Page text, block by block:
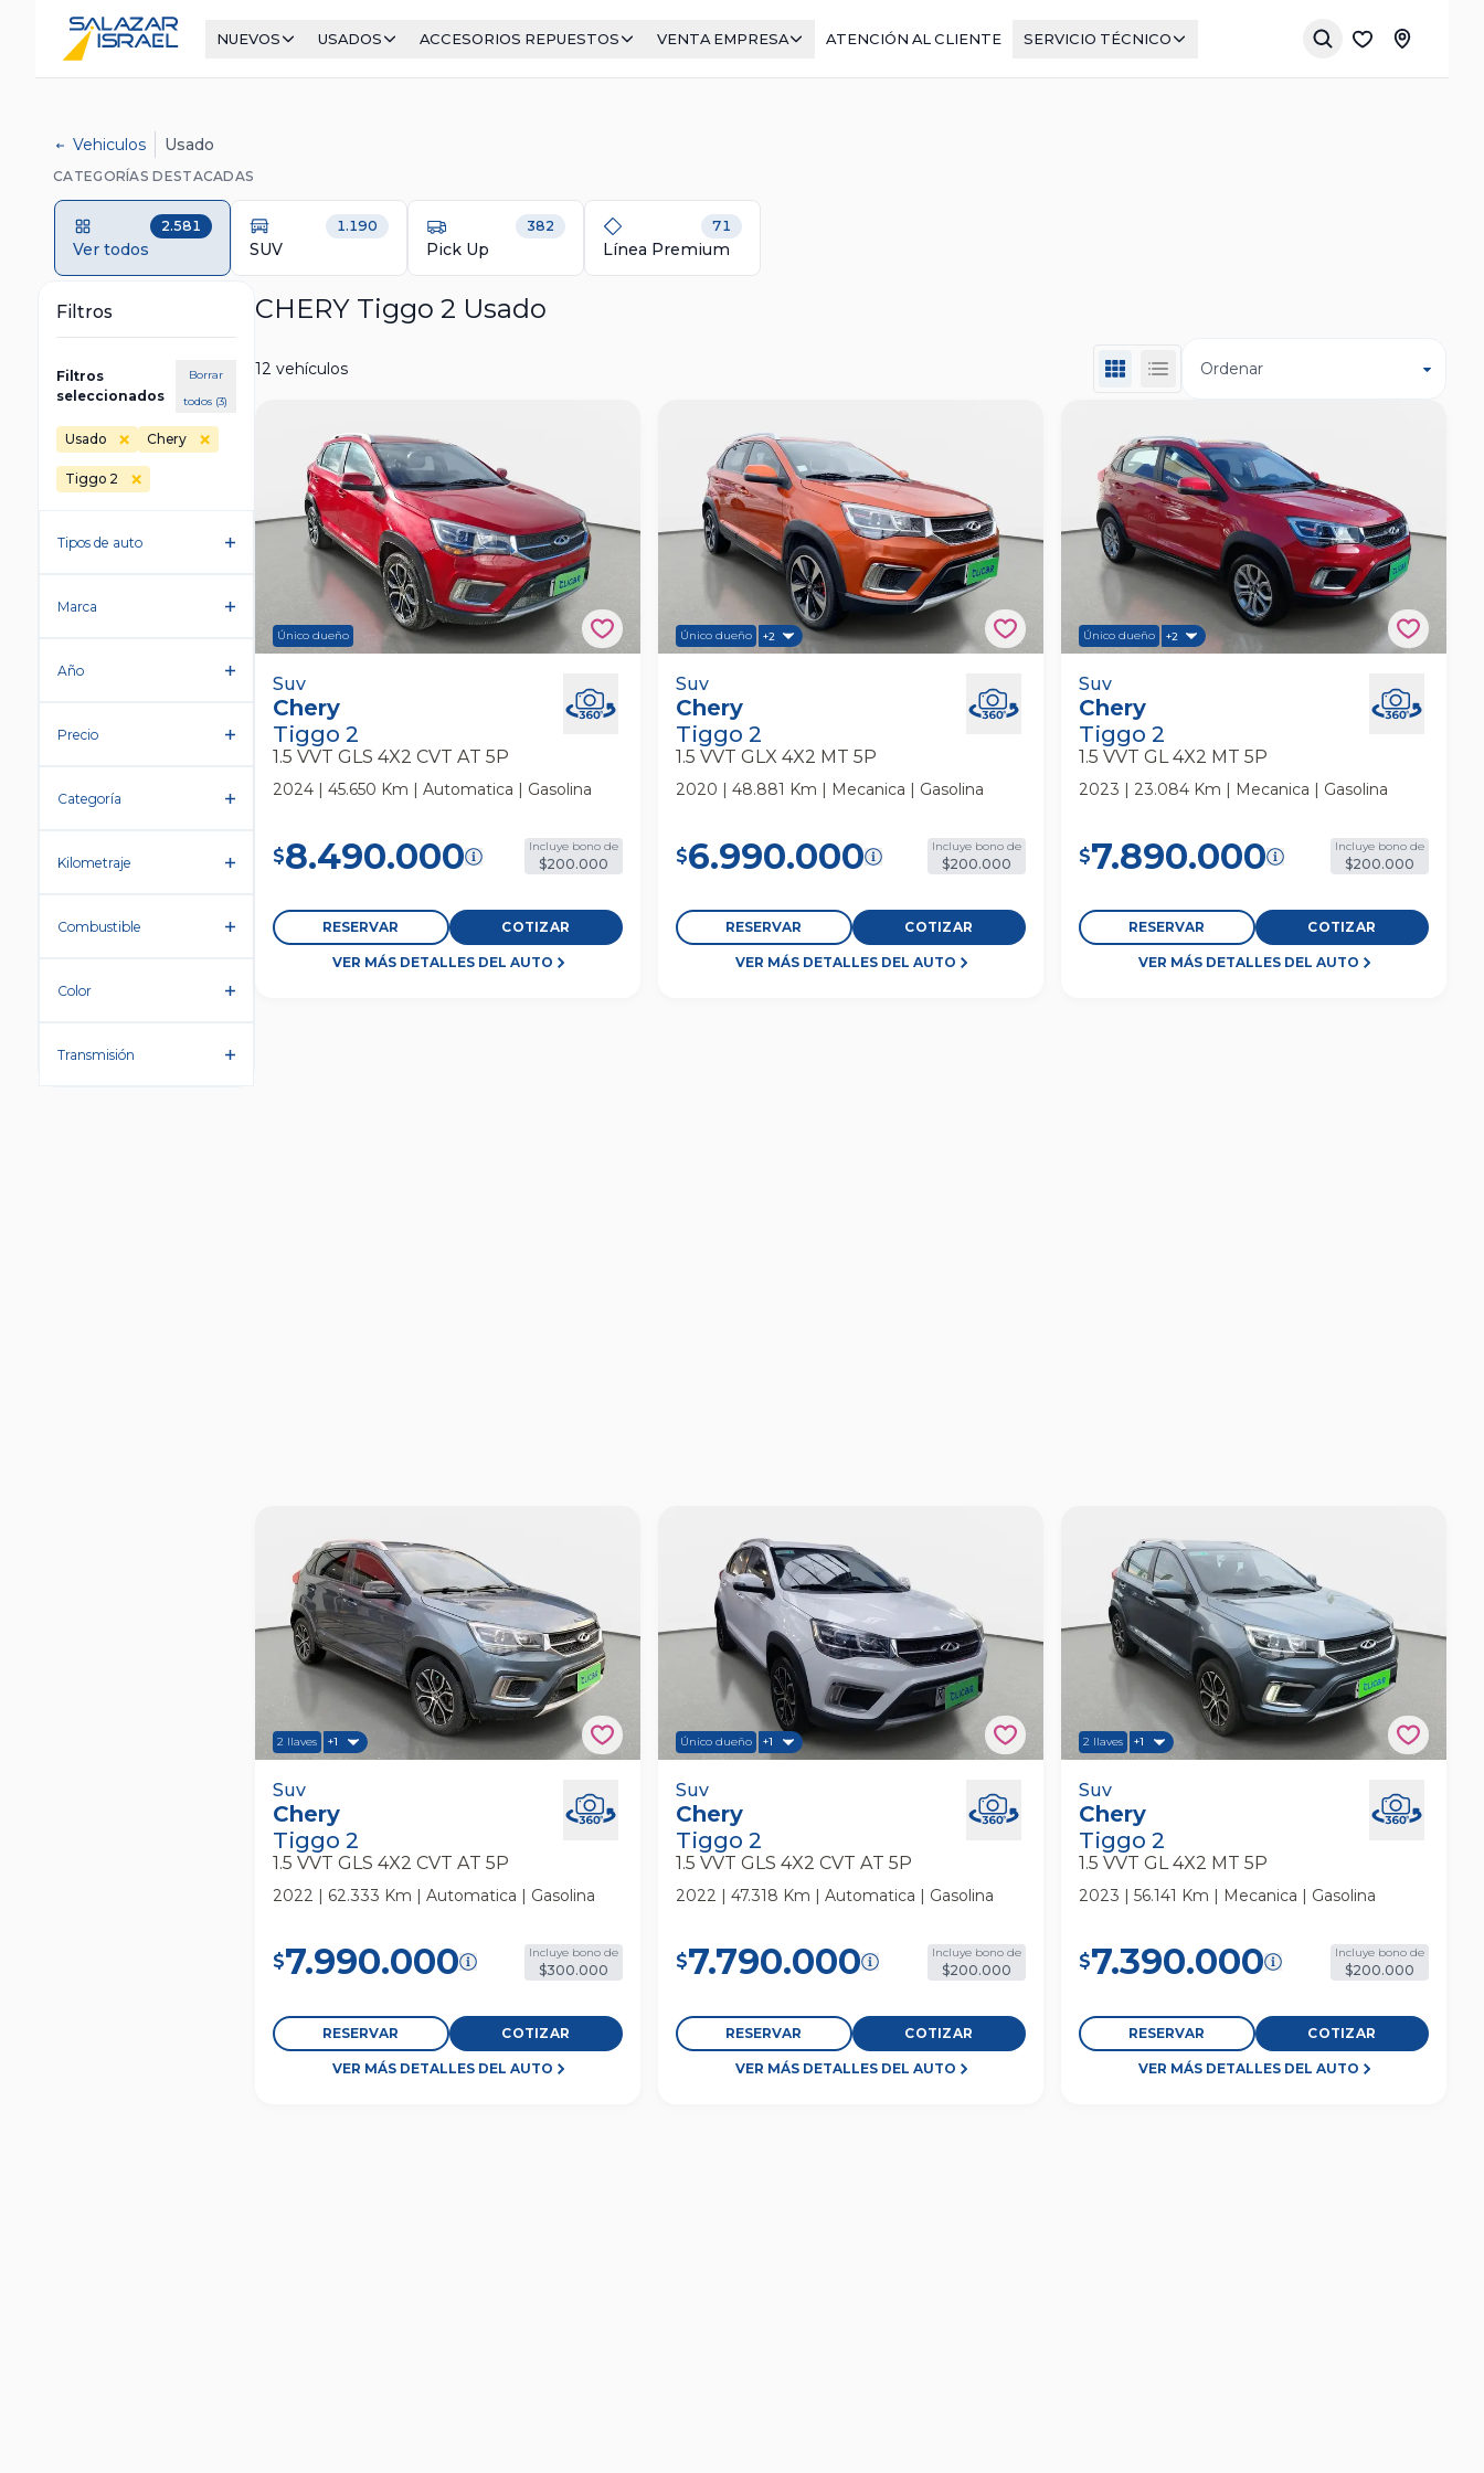
NUEVOS USADOS ACCESORIOS REPUESTOS VENTA EMPRESA ATENCIÓN AL CLIENTE SERVICIO TÉCNICO
Vehiculos Usado
CATEGORÍAS DESTACADAS
2.581
Ver todos
1.190
SUV
382
Pick Up
71
Línea Premium
Filtros
Filtros
seleccionados
Borrar
todos (3)
Usado Chery
Tiggo 2
Tipos de auto
Marca
Año
Precio
Categoría
Kilometraje
Combustible
Color
Transmisión
CHERY Tiggo 2 Usado
12 vehículos Ordenar
Único dueño
Chery Tiggo 2 1.5 Vvt Gls 4x2 Cvt At 5p
Suv
Suv
Chery
Tiggo 2
1.5 VVT GLS 4X2 CVT AT 5P
2024 | 45.650 Km | Automatica | Gasolina
$8.490.000 Incluye bono de
$200.000
RESERVAR COTIZAR
VER MÁS DETALLES DEL AUTO
Único dueño +2
Chery Tiggo 2 1.5 Vvt Glx 4x2 Mt 5p Suv
Suv
Chery
Tiggo 2
1.5 VVT GLX 4X2 MT 5P
2020 | 48.881 Km | Mecanica | Gasolina
$6.990.000 Incluye bono de
$200.000
RESERVAR COTIZAR
VER MÁS DETALLES DEL AUTO
Único dueño +2
Chery Tiggo 2 1.5 Vvt Gl 4x2 Mt 5p Suv
Suv
Chery
Tiggo 2
1.5 VVT GL 4X2 MT 5P
2023 | 23.084 Km | Mecanica | Gasolina
$7.890.000 Incluye bono de
$200.000
RESERVAR COTIZAR
VER MÁS DETALLES DEL AUTO
2 llaves +1
Chery Tiggo 2 1.5 Vvt Gls 4x2 Cvt At 5p
Suv
Suv
Chery
Tiggo 2
1.5 VVT GLS 4X2 CVT AT 5P
2022 | 62.333 Km | Automatica | Gasolina
$7.990.000 Incluye bono de
$300.000
RESERVAR COTIZAR
VER MÁS DETALLES DEL AUTO
Único dueño +1
Chery Tiggo 2 1.5 Vvt Gls 4x2 Cvt At 5p
Suv
Suv
Chery
Tiggo 2
1.5 VVT GLS 4X2 CVT AT 5P
2022 | 47.318 Km | Automatica | Gasolina
$7.790.000 Incluye bono de
$200.000
RESERVAR COTIZAR
VER MÁS DETALLES DEL AUTO
2 llaves +1
Chery Tiggo 2 1.5 Vvt Gl 4x2 Mt 5p Suv
Suv
Chery
Tiggo 2
1.5 VVT GL 4X2 MT 5P
2023 | 56.141 Km | Mecanica | Gasolina
$7.390.000 Incluye bono de
$200.000
RESERVAR COTIZAR
VER MÁS DETALLES DEL AUTO